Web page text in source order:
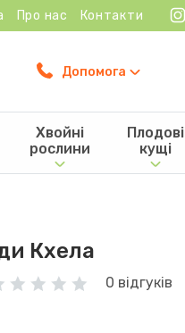
Про нас Контакти
Допомога
Хвойні
рослини
Плодові
кущі
Кхела
0 відгуків